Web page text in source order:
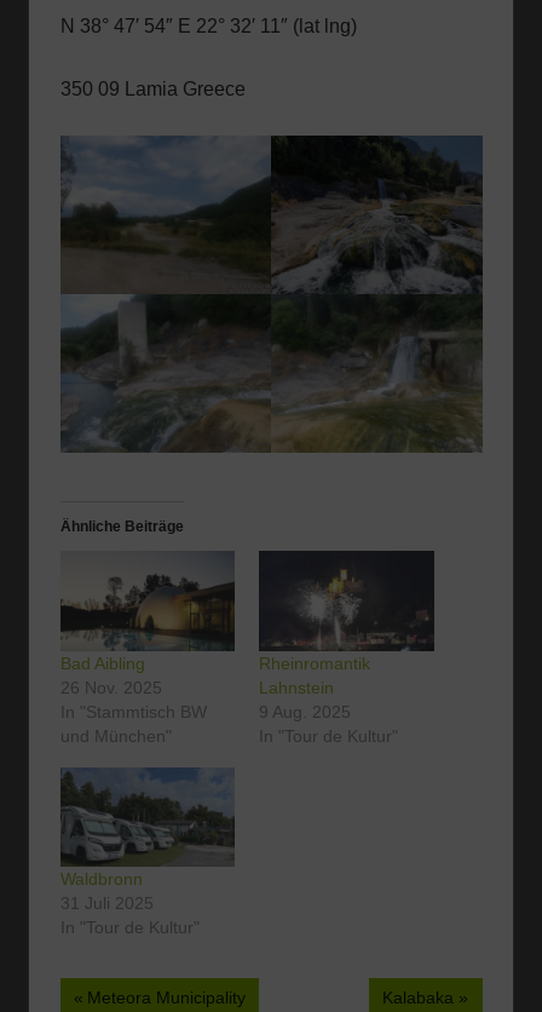
N 38° 47′ 54″ E 22° 32′ 11″ (lat lng)
350 09 Lamia Greece
Ähnliche Beiträge
Bad Aibling
26 Nov. 2025
In "Stammtisch BW
und München"
Rheinromantik
Lahnstein
9 Aug. 2025
In "Tour de Kultur"
Waldbronn
31 Juli 2025
In "Tour de Kultur"
Beitragsnavigation
Vorheriger
Meteora Municipality
Nächster
Kalabaka